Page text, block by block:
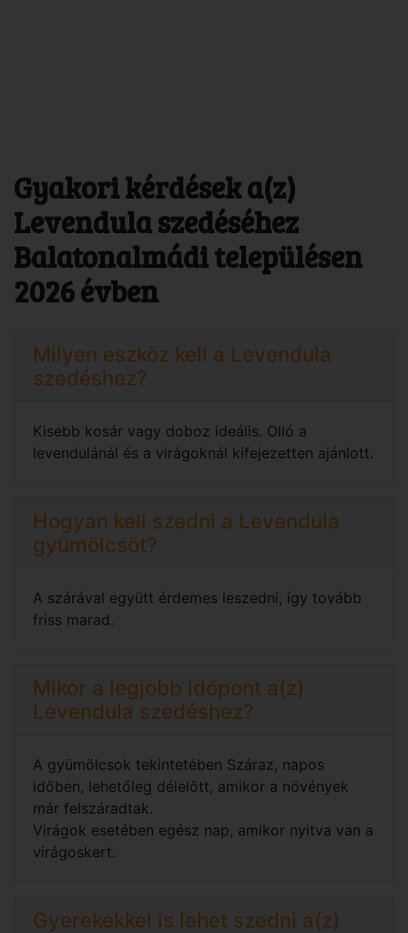
Gyakori kérdések a(z)
Levendula szedéséhez
Balatonalmádi településen
2026 évben
Milyen eszköz kell a Levendula
szedéshez?
Kisebb kosár vagy doboz ideális. Olló a
levendulánál és a virágoknál kifejezetten ajánlott.
Hogyan kell szedni a Levendula
gyümölcsöt?
A szárával együtt érdemes leszedni, így tovább
friss marad.
Mikor a legjobb időpont a(z)
Levendula szedéshez?
A gyümölcsok tekintetében Száraz, napos
időben, lehetőleg délelőtt, amikor a növények
már felszáradtak.
Virágok esetében egész nap, amikor nyitva van a
virágoskert.
Gyerekekkel is lehet szedni a(z)